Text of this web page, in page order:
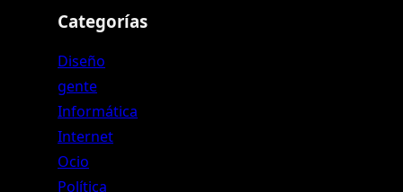
Categorías
Diseño
gente
Informática
Internet
Ocio
Política